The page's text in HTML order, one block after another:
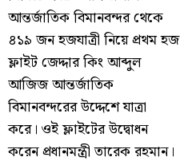
আন্তর্জাতিক বিমানবন্দর থেকে
৪১৯ জন হজযাত্রী নিয়ে প্রথম হজ
ফ্লাইট জেদ্দার কিং আব্দুল
আজিজ আন্তর্জাতিক
বিমানবন্দরের উদ্দেশে যাত্রা
করে। ওই ফ্লাইটের উদ্বোধন
করেন প্রধানমন্ত্রী তারেক রহমান।